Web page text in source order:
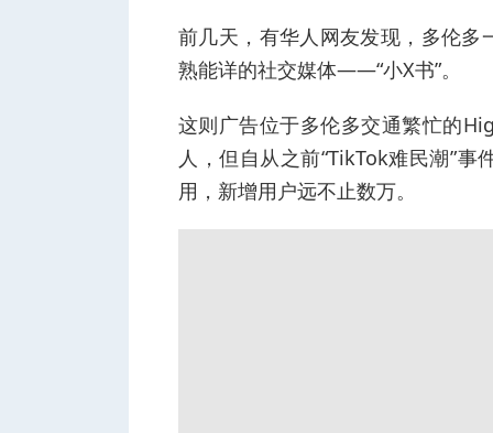
前几天，有华人网友发现，多伦
熟能详的社交媒体——“小X书”。
这则广告位于多伦多交通繁忙的
人，但自从之前“TikTok难民潮”
用，新增用户远不止数万。